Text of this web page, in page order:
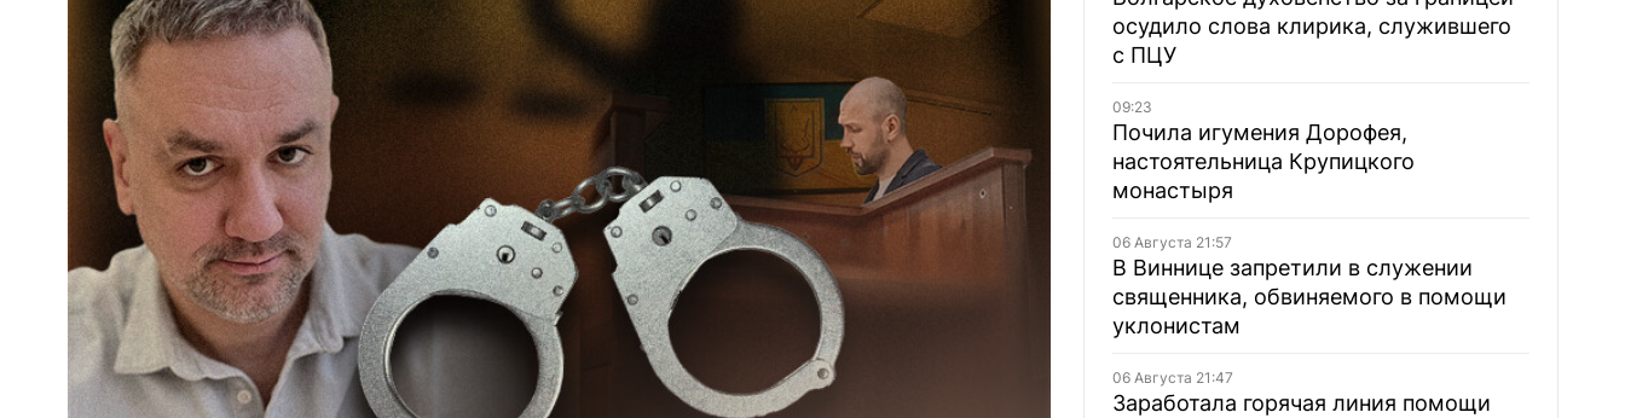
осудило слова клирика, служившего
с ПЦУ
09:23
Почила игумения Дорофея,
настоятельница Крупицкого
монастыря
06 Августа 21:57
В Виннице запретили в служении
священника, обвиняемого в помощи
уклонистам
06 Августа 21:47
Заработала горячая линия помощи